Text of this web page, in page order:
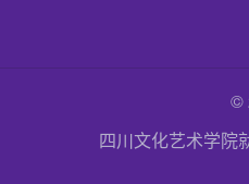
©
四川文化艺术学